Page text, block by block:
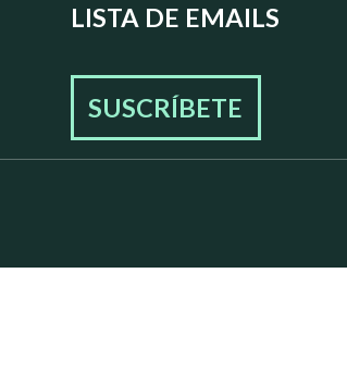
LISTA DE EMAILS
SUSCRÍBETE